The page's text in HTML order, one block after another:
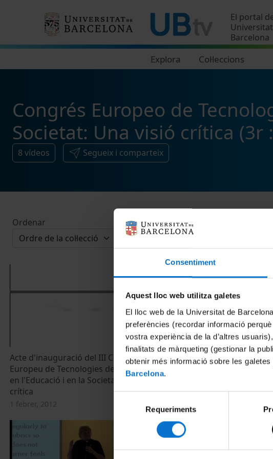
Consentiment
Aquest lloc web utilitza galetes
El lloc web de la Universitat de
preferències (recordar informació
vostra experiència de la d’altres
finalitats de màrqueting (gestionar la
obtenir més informació sobre les
Barcelona.
consentiment
Requeriments
El portal
Barcelona
Explora Col·leccions
Congrés Europeo de
Societat: Una visió crítica (3r
8 vídeos Segueix i comparteix
Ordenar
Acte d'inauguració del III Congrés
Europeu de Tecnologies de la Informació
en l'Educació i en la Societat: Una visió
crítica
1 febrer, 2012
La afluencia de la
precariedad de la
1 febrer, 2012